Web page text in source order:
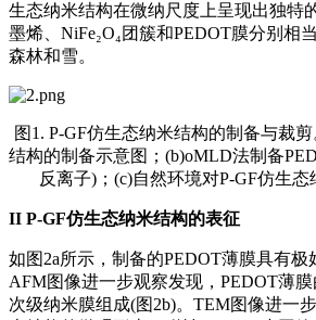
生态纳米结构在微纳尺度上呈现出独特
墨烯、NiFe₂O₄团簇和PEDOT膜分别相
森林和雪。
图1. P-GF仿生态纳米结构的制备与裁
结构的制备示意图；(b)oMLD法制备
反离子)；(c)自然环境对P-GF仿生态
II P-GF仿生态纳米结构的表征
如图2a所示，制备的PEDOT薄膜具有极
AFM图像进一步观察发现，PEDOT薄
次级纳米膜组成(图2b)。TEM图像进一